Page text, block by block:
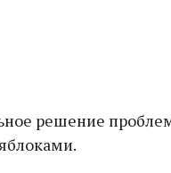
решение